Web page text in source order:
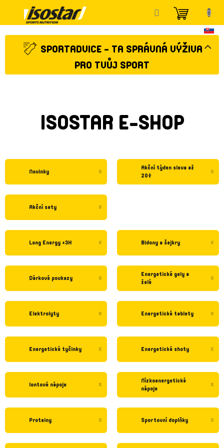
obsah
KOŠÍK
SPORTADVICE - TA SPRÁVNÁ VÝŽIVA
PRO TVŮJ SPORT
ISOSTAR E-SHOP
Novinky
Akční týden sleva až
20%
Akční sety
Long Energy +3H Bidony a šejkry
Dárkové poukazy
Energetické gely a
želé
Elektrolyty Energetické tablety
Energetické tyčinky Energetické shoty
Iontové nápoje
Nízkoenergetické
nápoje
Proteiny Sportovní doplňky